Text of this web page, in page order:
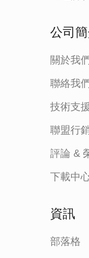
公司
關於我們
聯絡我們
技術支
聯盟行
評論 &
下載中
資訊
部落格